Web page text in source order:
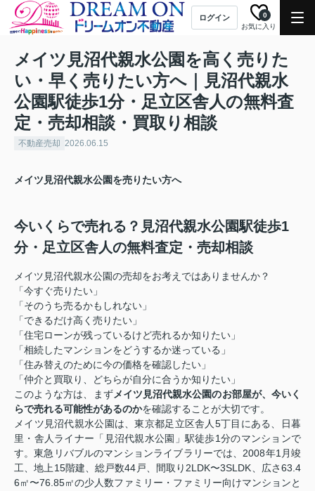
ログイン
お気に入り
0
メイツ見沼代親水公園を高く売りた
い・早く売りたい方へ｜見沼代親水
公園駅徒歩1分・足立区舎人の無料査
定・売却相談・買取り相談
不動産売却 2026.06.15
メイツ見沼代親水公園を売りたい方へ
今いくらで売れる？見沼代親水公園駅徒歩1
分・足立区舎人の無料査定・売却相談
メイツ見沼代親水公園の売却をお考えではありませんか？
「今すぐ売りたい」
「そのうち売るかもしれない」
「できるだけ高く売りたい」
「住宅ローンが残っているけど売れるか知りたい」
「相続したマンションをどうするか迷っている」
「住み替えのために今の価格を確認したい」
「仲介と買取り、どちらが自分に合うか知りたい」
このような方は、まずメイツ見沼代親水公園のお部屋が、今いく
らで売れる可能性があるのかを確認することが大切です。
メイツ見沼代親水公園は、東京都足立区舎人5丁目にある、日暮
里・舎人ライナー「見沼代親水公園」駅徒歩1分のマンションで
す。東急リバブルのマンションライブラリーでは、2008年1月竣
工、地上15階建、総戸数44戸、間取り2LDK〜3SLDK、広さ63.4
6㎡〜76.85㎡の少人数ファミリー・ファミリー向けマンションと